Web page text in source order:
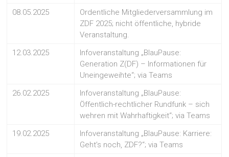
08.05.2025
Ordentliche Mitgliederversammlung im
ZDF 2025; nicht öffentliche, hybride
Veranstaltung.
12.03.2025
Infoveranstaltung „BlauPause:
Generation Z(DF) – Informationen für
Uneingeweihte“; via Teams
26.02.2025
Infoveranstaltung „BlauPause:
Öffentlich-rechtlicher Rundfunk – sich
wehren mit Wahrhaftigkeit“; via Teams
19.02.2025
Infoveranstaltung „BlauPause: Karriere:
Geht’s noch, ZDF?“; via Teams